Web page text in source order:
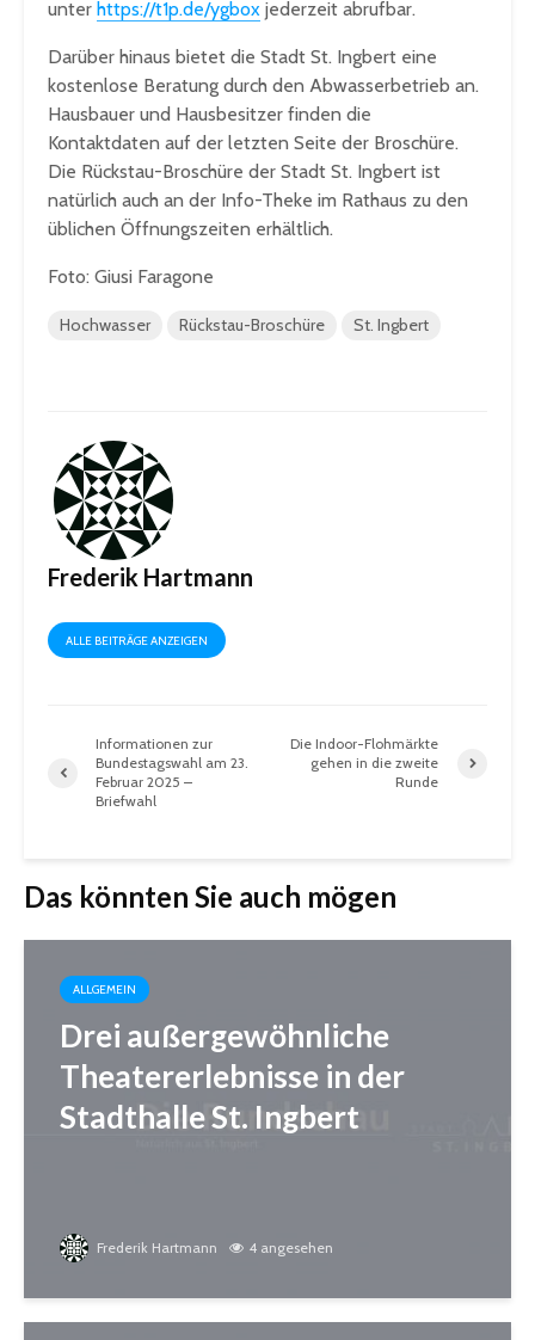
unter https://t1p.de/ygbox jederzeit abrufbar.
Darüber hinaus bietet die Stadt St. Ingbert eine
kostenlose Beratung durch den Abwasserbetrieb an.
Hausbauer und Hausbesitzer finden die
Kontaktdaten auf der letzten Seite der Broschüre.
Die Rückstau-Broschüre der Stadt St. Ingbert ist
natürlich auch an der Info-Theke im Rathaus zu den
üblichen Öffnungszeiten erhältlich.
Foto: Giusi Faragone
Hochwasser Rückstau-Broschüre St. Ingbert
Frederik Hartmann
ALLE BEITRÄGE ANZEIGEN
Informationen zur
Bundestagswahl am 23.
Februar 2025 –
Briefwahl
Die Indoor-Flohmärkte
gehen in die zweite
Runde
Das könnten Sie auch mögen
ALLGEMEIN
Drei außergewöhnliche
Theatererlebnisse in der
Stadthalle St. Ingbert
Frederik Hartmann 4 angesehen